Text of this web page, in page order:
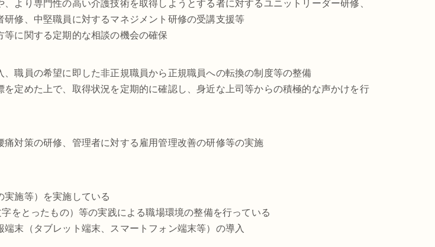
より専門性の高い介護技術を取得しようとする者に対するユニットリーダー研修、
修、中堅職員に対するマネジメント研修の受講支援等
に関する定期的な相談の機会の確保
職員の希望に即した非正規職員から正規職員への転換の制度等の整備
定めた上で、取得状況を定期的に確認し、身近な上司等からの積極的な声かけを行
対策の研修、管理者に対する雇用管理改善の研修等の実施
実施等）を実施している
をとったもの）等の実践による職場環境の整備を行っている
末（タブレット端末、スマートフォン端末等）の導入